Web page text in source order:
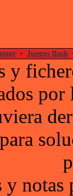
· Juegos flash
y
por
notas